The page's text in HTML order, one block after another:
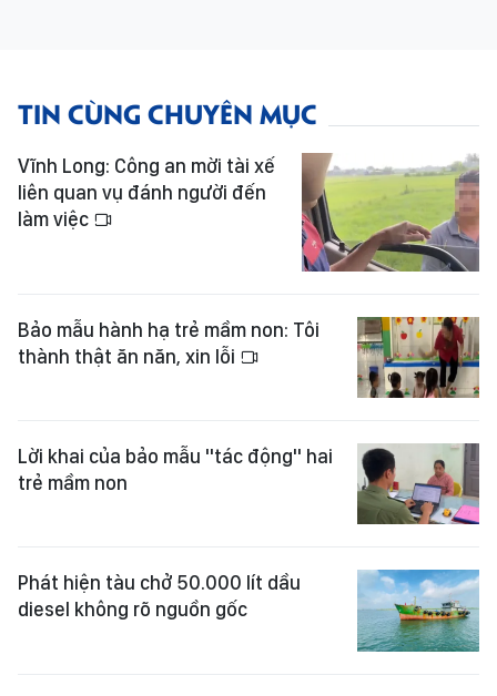
TIN CÙNG CHUYÊN MỤC
Vĩnh Long: Công an mời tài xế
liên quan vụ đánh người đến
làm việc
Bảo mẫu hành hạ trẻ mầm non: Tôi
thành thật ăn năn, xin lỗi
Lời khai của bảo mẫu "tác động" hai
trẻ mầm non
Phát hiện tàu chở 50.000 lít dầu
diesel không rõ nguồn gốc